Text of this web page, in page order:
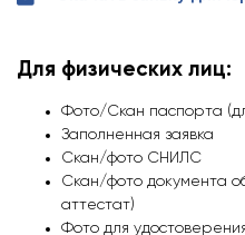
Для физических лиц:
Фото/Скан паспорта
Заполненная заявка
Скан/фото СНИЛС
Скан/фото документа
аттестат)
Фото для